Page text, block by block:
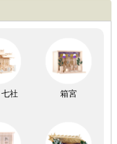
円
以上
社 箱宮